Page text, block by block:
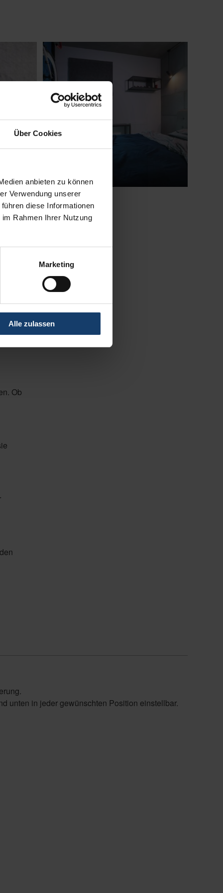
Über Cookies
anbieten zu können
Verwendung unserer
diese Informationen
Rahmen Ihrer Nutzung
Marketing
Alle zulassen
Ob
unten in jeder gewünschten Position einstellbar.